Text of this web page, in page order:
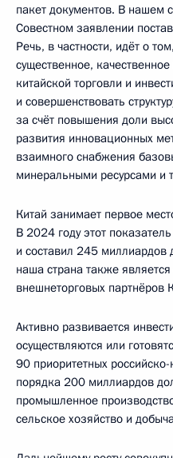
пакет документов. В нашем
Совестном заявлении
Речь, в частности, идёт о
существенное,
китайской торговли и
и совершенствовать
за счёт повышения доли
развития инновационных
взаимного снабжения
минеральными ресурсами и
Китай занимает первое
В 2024 году этот
и составил 245
наша страна также
внешнеторговых партнёров
Активно развивается
осуществляются или
90 приоритетных
порядка 200 миллиардов
промышленное
сельское хозяйство и